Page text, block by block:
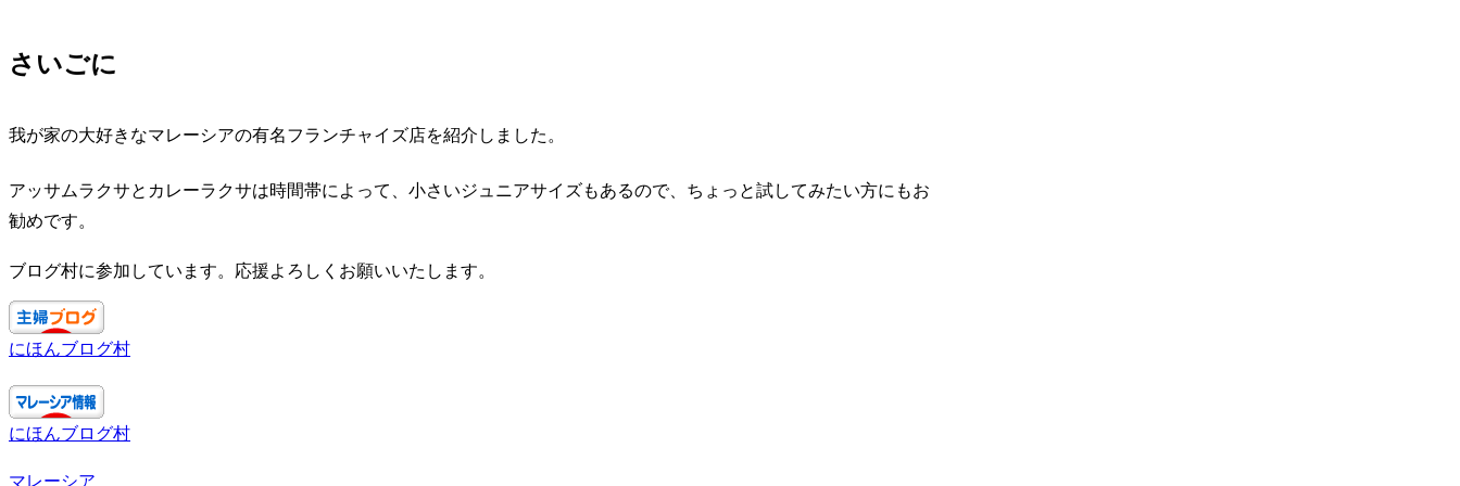
さいごに
我が家の大好きなマレーシアの有名フランチャイズ店を紹介しました。
アッサムラクサとカレーラクサは時間帯によって、小さいジュニアサイズもあるので、ちょっと試してみたい方にもお
勧めです。
ブログ村に参加しています。応援よろしくお願いいたします。
にほんブログ村
にほんブログ村
マレーシア